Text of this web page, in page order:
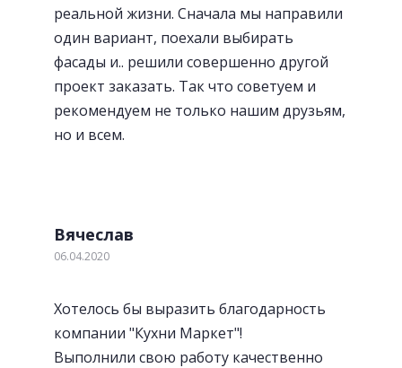
реальной жизни. Сначала мы направили
один вариант, поехали выбирать
фасады и.. решили совершенно другой
проект заказать. Так что советуем и
рекомендуем не только нашим друзьям,
но и всем.
Вячеслав
06.04.2020
Хотелось бы выразить благодарность
компании "Кухни Маркет"!
Выполнили свою работу качественно